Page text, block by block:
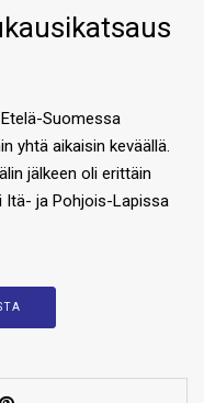
Suomessa
yhtä aikaisin keväällä.
jälkeen oli erittäin
Itä- ja Pohjois-Lapissa